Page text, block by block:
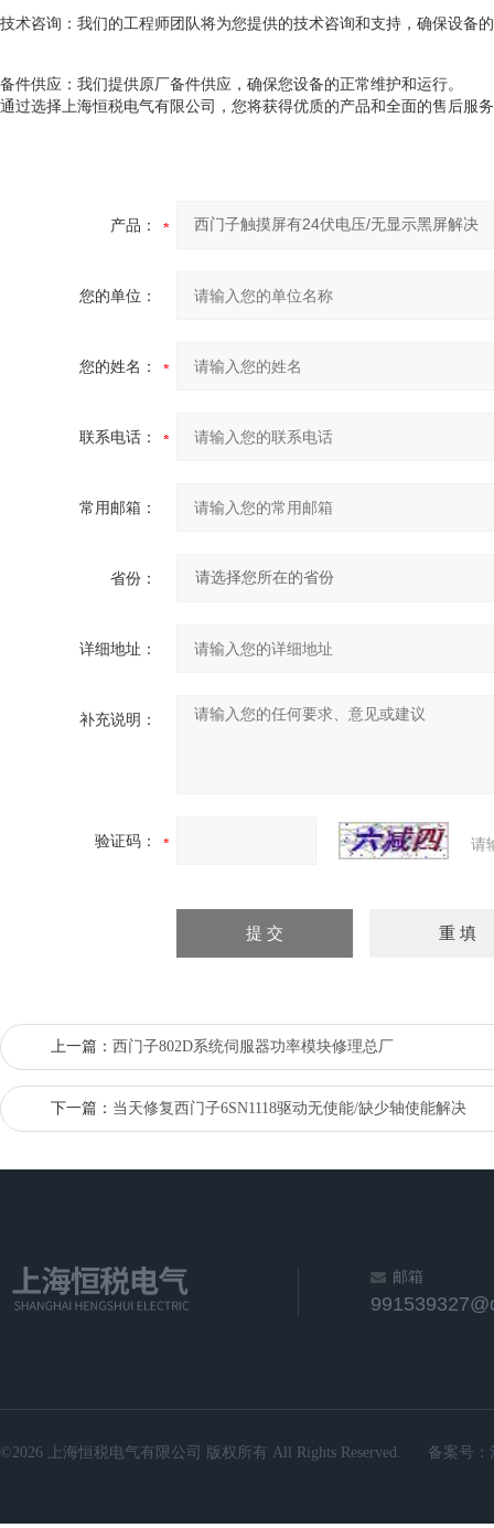
技术咨询：我们的工程师团队将为您提供的技术咨询和支持，确保设备
备件供应：我们提供原厂备件供应，确保您设备的正常维护和运行。
通过选择上海恒税电气有限公司，您将获得优质的产品和全面的售后服
产品：
您的单位：
您的姓名：
联系电话：
常用邮箱：
省份：
详细地址：
补充说明：
验证码： 请
上一篇： 西门子802D系统伺服器功率模块修理总厂
下一篇： 当天修复西门子6SN1118驱动无使能/缺少轴使能解决
邮箱
©2026 上海恒税电气有限公司 版权所有 All Rights Reserved. 备案号：